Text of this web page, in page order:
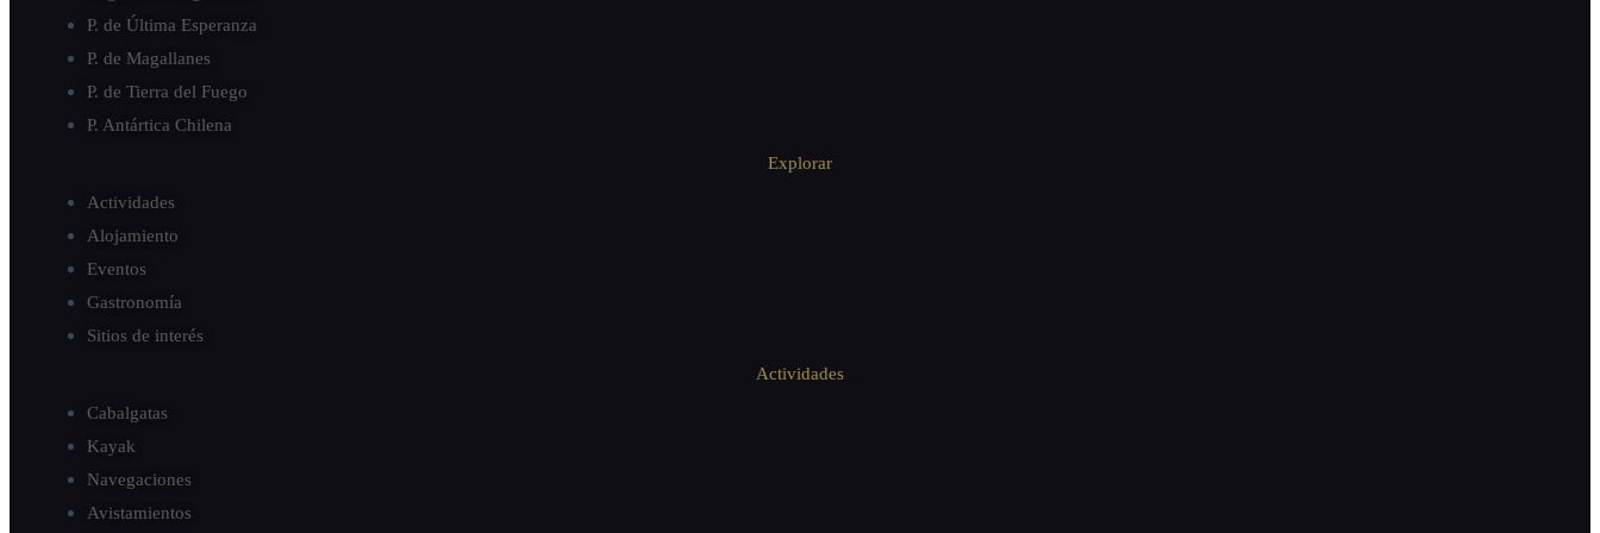
P. de Última Esperanza
P. de Magallanes
P. de Tierra del Fuego
P. Antártica Chilena
Explorar
Actividades
Alojamiento
Eventos
Gastronomía
Sitios de interés
Actividades
Cabalgatas
Kayak
Navegaciones
Avistamientos